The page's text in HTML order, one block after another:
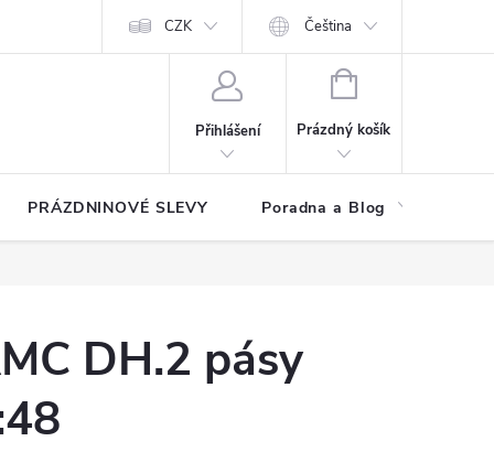
Hodnocení obchodu
CZK Čeština
Přihlášení
NÁKUPNÍ
Prázdný košík
PRÁZDNINOVÉ SLEVY Poradna a Blog
DH.2 pásy